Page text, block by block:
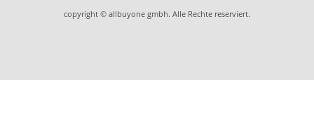
copyright © allbuyone gmbh. Alle Rechte reserviert.